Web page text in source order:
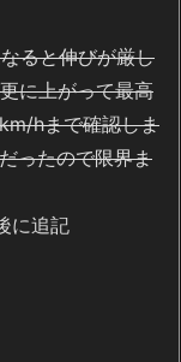
ると伸びが厳し
に上がって最高
hまで確認しま
ったので限界ま
に追記